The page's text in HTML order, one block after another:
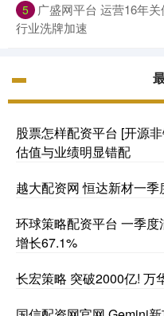
5 广盛网平台 运营16年
行业洗牌加速
股票怎样配资平台 [开源
估值与业绩明显错配
越大配资网 恒达新材一
环球策略配资平台 一季
增长67.1%
长宏策略 突破2000亿! 万